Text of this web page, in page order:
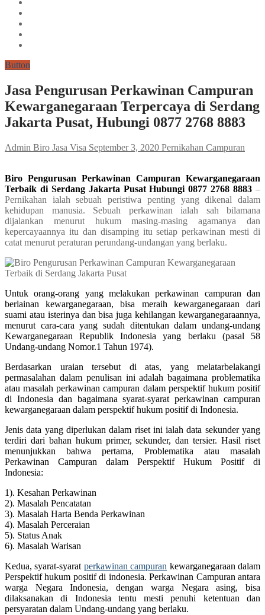
Button
Jasa Pengurusan Perkawinan Campuran
Kewarganegaraan Terpercaya di Serdang
Jakarta Pusat, Hubungi 0877 2768 8883
Admin Biro Jasa Visa September 3, 2020 Pernikahan Campuran
Biro Pengurusan Perkawinan Campuran Kewarganegaraan
Terbaik di Serdang Jakarta Pusat Hubungi 0877 2768 8883 –
Pernikahan ialah sebuah peristiwa penting yang dikenal dalam
kehidupan manusia. Sebuah perkawinan ialah sah bilamana
dijalankan menurut hukum masing-masing agamanya dan
kepercayaannya itu dan disamping itu setiap perkawinan mesti di
catat menurut peraturan perundang-undangan yang berlaku.
Untuk orang-orang yang melakukan perkawinan campuran dan
berlainan kewarganegaraan, bisa meraih kewarganegaraan dari
suami atau isterinya dan bisa juga kehilangan kewarganegaraannya,
menurut cara-cara yang sudah ditentukan dalam undang-undang
Kewarganegaraan Republik Indonesia yang berlaku (pasal 58
Undang-undang Nomor.1 Tahun 1974).
Berdasarkan uraian tersebut di atas, yang melatarbelakangi
permasalahan dalam penulisan ini adalah bagaimana problematika
atau masalah perkawinan campuran dalam perspektif hukum positif
di Indonesia dan bagaimana syarat-syarat perkawinan campuran
kewarganegaraan dalam perspektif hukum positif di Indonesia.
Jenis data yang diperlukan dalam riset ini ialah data sekunder yang
terdiri dari bahan hukum primer, sekunder, dan tersier. Hasil riset
menunjukkan bahwa pertama, Problematika atau masalah
Perkawinan Campuran dalam Perspektif Hukum Positif di
Indonesia:
1). Kesahan Perkawinan
2). Masalah Pencatatan
3). Masalah Harta Benda Perkawinan
4). Masalah Perceraian
5). Status Anak
6). Masalah Warisan
Kedua, syarat-syarat perkawinan campuran kewarganegaraan dalam
Perspektif hukum positif di indonesia. Perkawinan Campuran antara
warga Negara Indonesia, dengan warga Negara asing, bisa
dilaksanakan di Indonesia tentu mesti penuhi ketentuan dan
persyaratan dalam Undang-undang yang berlaku.